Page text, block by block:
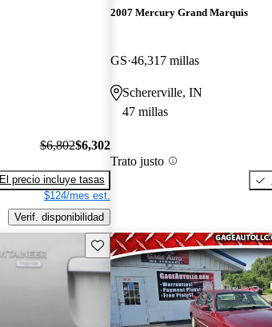
$6,802$6,302
El precio incluye tasas
$124/mes est.
Verif. disponibilidad
2007 Mercury Grand Marquis
GS 46,317 millas
Schererville, IN
47 millas
Trato justo
Guarda este Aviso